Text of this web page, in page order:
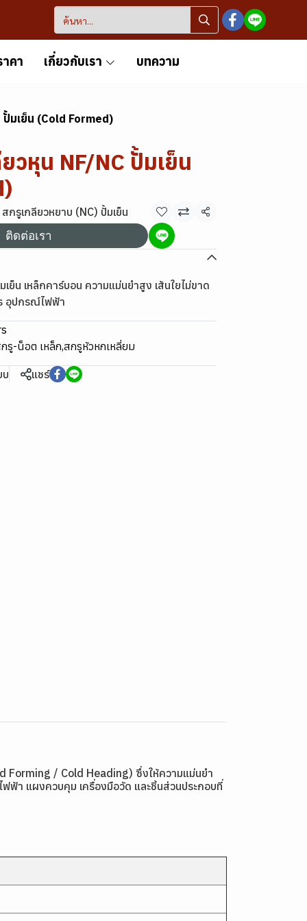
คา เกี่ยวกับเรา บทความ
ปั้มเย็น (Cold Formed)
วหุน NF/NC ปั้มเย็น
กรูเกลียวหยาบ (NC) ปั้มเย็น
แชร์
ติดต่อเรา
ย็น เหล็กคาร์บอน ความแม่นยำสูง เส้นใยไม่ขาด
อุปกรณ์ไฟฟ้า
รู-น็อต เหล็ก,สกรูหัวหกเหลี่ยม
บ แชร์
Forming / Cold Heading) ซึ่งให้ความแม่นยำ
ฟ้า แผงควบคุม เครื่องมือวัด และชิ้นส่วนประกอบที่